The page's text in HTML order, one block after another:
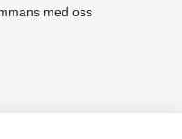
med oss